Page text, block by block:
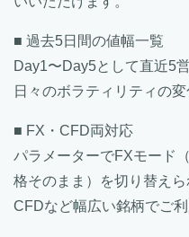
■ 過去5日間の値幅一覧
Day1〜Day5として直近5
日々のボラティリティの
■ FX・CFD両対応
パラメーターでFXモード
格そのまま）を切り替え
CFDなど幅広い銘柄でご利